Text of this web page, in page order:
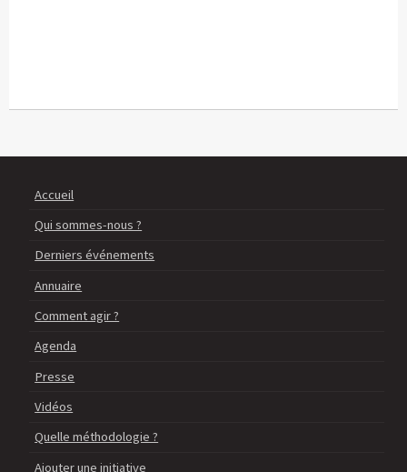
Accueil
Qui sommes-nous ?
Derniers événements
Annuaire
Comment agir ?
Agenda
Presse
Vidéos
Quelle méthodologie ?
Ajouter une initiative